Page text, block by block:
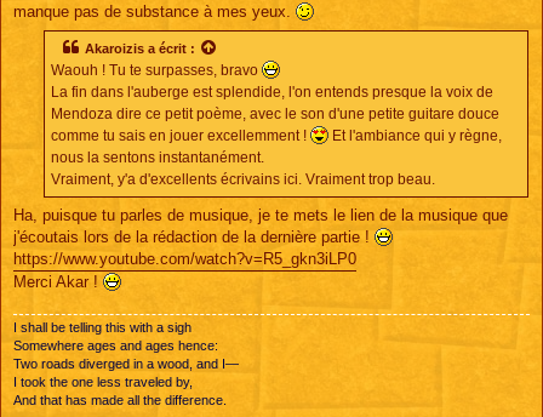
manque pas de substance à mes yeux.
Akaroizis a écrit :
Waouh ! Tu te surpasses, bravo
La fin dans l'auberge est splendide, l'on entends presque la voix de
Mendoza dire ce petit poème, avec le son d'une petite guitare douce
comme tu sais en jouer excellemment !
Et l'ambiance qui y règne,
nous la sentons instantanément.
Vraiment, y'a d'excellents écrivains ici. Vraiment trop beau.
Ha, puisque tu parles de musique, je te mets le lien de la musique que
j'écoutais lors de la rédaction de la dernière partie !
https://www.youtube.com/watch?v=R5_gkn3iLP0
Merci Akar !
I shall be telling this with a sigh
Somewhere ages and ages hence:
Two roads diverged in a wood, and I—
I took the one less traveled by,
And that has made all the difference.